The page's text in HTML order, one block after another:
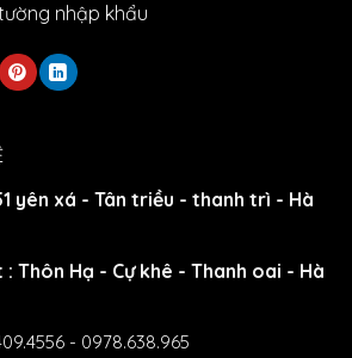
nhập khẩu
yên xá - Tân triều - thanh trì - Hà
Thôn Hạ - Cự khê - Thanh oai - Hà
- 0978.638.965